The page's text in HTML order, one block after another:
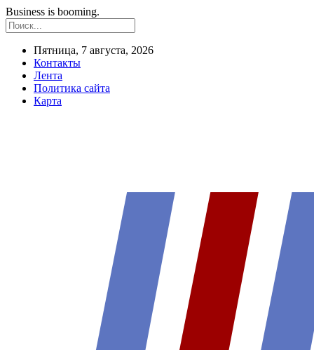
Business is booming.
Пятница, 7 августа, 2026
Контакты
Лента
Политика сайта
Карта